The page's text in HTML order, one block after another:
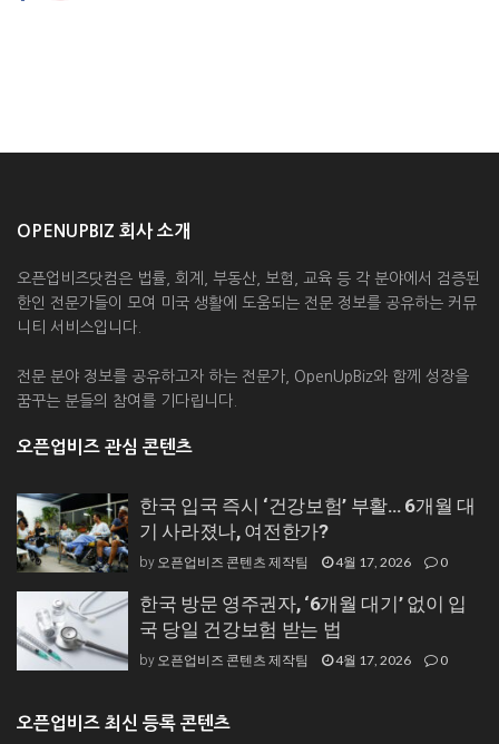
OPENUPBIZ 회사 소개
오픈업비즈닷컴은 법률, 회계, 부동산, 보험, 교육 등 각 분야에서 검증된
한인 전문가들이 모여 미국 생활에 도움되는 전문 정보를 공유하는 커뮤
니티 서비스입니다.
전문 분야 정보를 공유하고자 하는 전문가, OpenUpBiz와 함께 성장을
꿈꾸는 분들의 참여를 기다립니다.
오픈업비즈 관심 콘텐츠
한국 입국 즉시 ‘건강보험’ 부활… 6개월 대
기 사라졌나, 여전한가?
by 오픈업비즈 콘텐츠 제작팀 4월 17, 2026 0
한국 방문 영주권자, ‘6개월 대기’ 없이 입
국 당일 건강보험 받는 법
by 오픈업비즈 콘텐츠 제작팀 4월 17, 2026 0
오픈업비즈 최신 등록 콘텐츠